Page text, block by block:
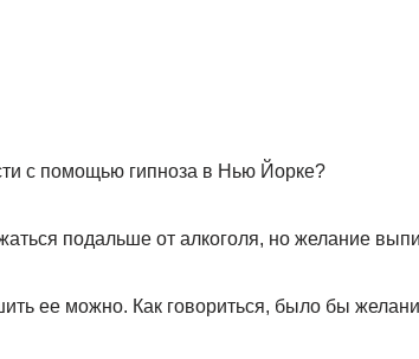
с помощью гипноза в Нью Йорке?
подальше от алкоголя, но желание
ее можно. Как говориться, было бы